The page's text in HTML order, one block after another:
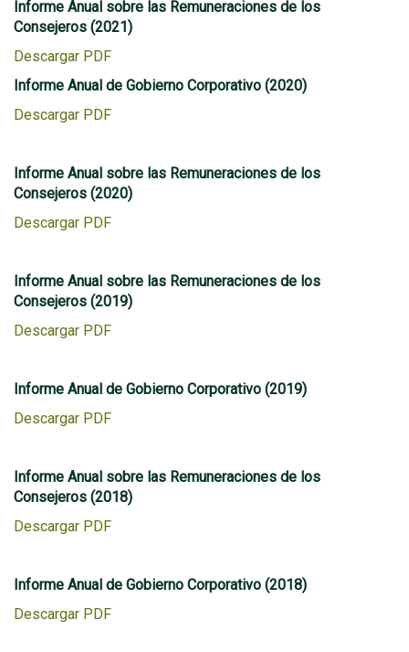
Informe Anual sobre las Remuneraciones de los
Consejeros (2021)
Descargar PDF
Informe Anual de Gobierno Corporativo (2020)
Descargar PDF
Informe Anual sobre las Remuneraciones de los
Consejeros (2020)
Descargar PDF
Informe Anual sobre las Remuneraciones de los
Consejeros (2019)
Descargar PDF
Informe Anual de Gobierno Corporativo (2019)
Descargar PDF
Informe Anual sobre las Remuneraciones de los
Consejeros (2018)
Descargar PDF
Informe Anual de Gobierno Corporativo (2018)
Descargar PDF